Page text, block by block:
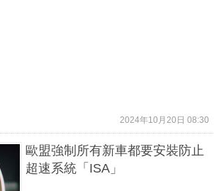
2024年10月20日 08:30
歐盟強制所有新車都要安裝防止
超速系統「ISA」